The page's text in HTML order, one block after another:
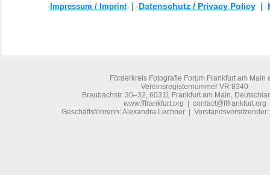
Impressum / Imprint| Datenschutz / Privacy Policy|
Förderkreis Fotografie Forum Frankfurt am Main
Vereinsregisternummer VR 8340
Braubachstr. 30–32, 60311 Frankfurt am Main,
www.fffrankfurt.org | contact@fffrankfurt.org
Geschäftsführerin: Alexandra Lechner |